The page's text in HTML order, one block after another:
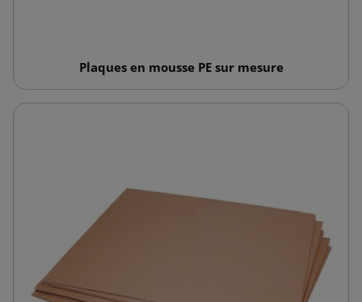
Plaques en mousse PE sur mesure